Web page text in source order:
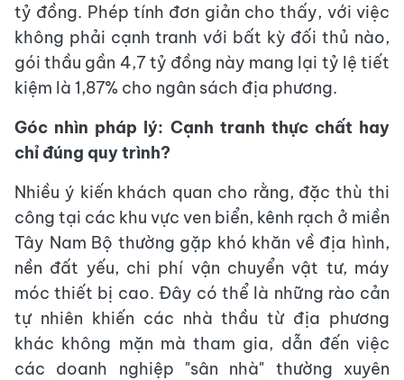
tỷ đồng. Phép tính đơn giản cho thấy, với việc
không phải cạnh tranh với bất kỳ đối thủ nào,
gói thầu gần 4,7 tỷ đồng này mang lại tỷ lệ tiết
kiệm là 1,87% cho ngân sách địa phương.
Góc nhìn pháp lý: Cạnh tranh thực chất hay
chỉ đúng quy trình?
Nhiều ý kiến khách quan cho rằng, đặc thù thi
công tại các khu vực ven biển, kênh rạch ở miền
Tây Nam Bộ thường gặp khó khăn về địa hình,
nền đất yếu, chi phí vận chuyển vật tư, máy
móc thiết bị cao. Đây có thể là những rào cản
tự nhiên khiến các nhà thầu từ địa phương
khác không mặn mà tham gia, dẫn đến việc
các doanh nghiệp "sân nhà" thường xuyên